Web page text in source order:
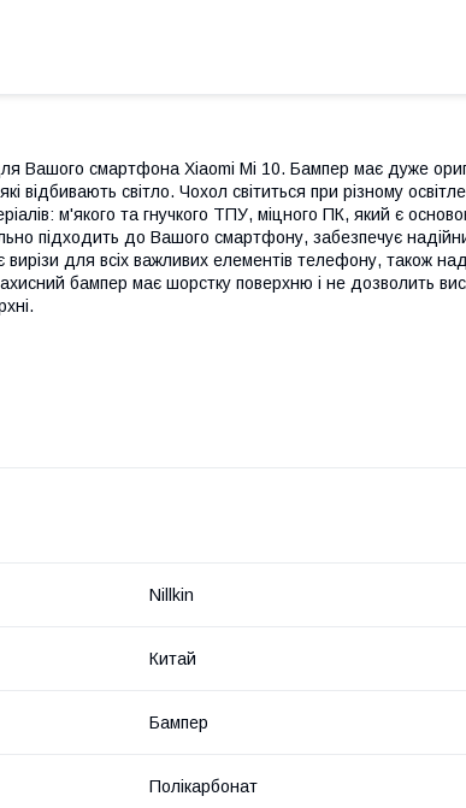
Вашого смартфона Xiaomi Mi 10. Бампер має дуже
відбивають світло. Чохол світиться при різному
м'якого та гнучкого ТПУ, міцного ПК, який є
підходить до Вашого смартфону, забезпечує
вирізи для всіх важливих елементів телефону, також
бампер має шорстку поверхню і не дозволить
Nillkin
Китай
Бампер
Полікарбонат